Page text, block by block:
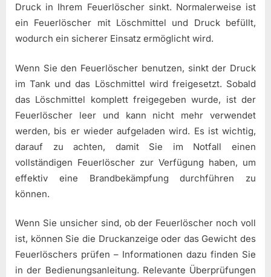
Druck in Ihrem Feuerlöscher sinkt. Normalerweise ist
ein Feuerlöscher mit Löschmittel und Druck befüllt,
wodurch ein sicherer Einsatz ermöglicht wird.
Wenn Sie den Feuerlöscher benutzen, sinkt der Druck
im Tank und das Löschmittel wird freigesetzt. Sobald
das Löschmittel komplett freigegeben wurde, ist der
Feuerlöscher leer und kann nicht mehr verwendet
werden, bis er wieder aufgeladen wird. Es ist wichtig,
darauf zu achten, damit Sie im Notfall einen
vollständigen Feuerlöscher zur Verfügung haben, um
effektiv eine Brandbekämpfung durchführen zu
können.
Wenn Sie unsicher sind, ob der Feuerlöscher noch voll
ist, können Sie die Druckanzeige oder das Gewicht des
Feuerlöschers prüfen – Informationen dazu finden Sie
in der Bedienungsanleitung. Relevante Überprüfungen